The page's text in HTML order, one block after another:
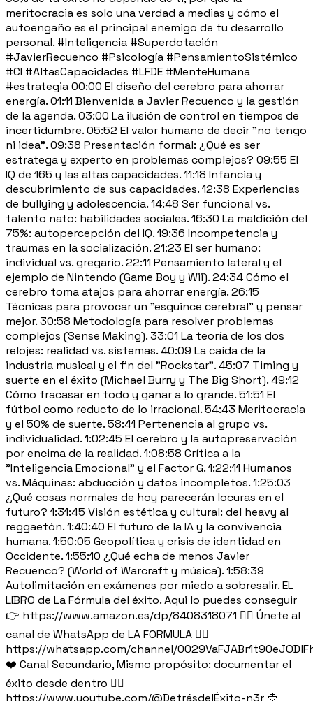
meritocracia es solo una verdad a medias y cómo el
autoengaño es el principal enemigo de tu desarrollo
personal. #Inteligencia #Superdotación
#JavierRecuenco #Psicología #PensamientoSistémico
#CI #AltasCapacidades #LFDE #MenteHumana
#estrategia 00:00 El diseño del cerebro para ahorrar
energía. 01:11 Bienvenida a Javier Recuenco y la gestión
de la agenda. 03:00 La ilusión de control en tiempos de
incertidumbre. 05:52 El valor humano de decir "no tengo
ni idea". 09:38 Presentación formal: ¿Qué es ser
estratega y experto en problemas complejos? 09:55 El
IQ de 165 y las altas capacidades. 11:18 Infancia y
descubrimiento de sus capacidades. 12:38 Experiencias
de bullying y adolescencia. 14:48 Ser funcional vs.
talento nato: habilidades sociales. 16:30 La maldición del
75%: autopercepción del IQ. 19:36 Incompetencia y
traumas en la socialización. 21:23 El ser humano:
individual vs. gregario. 22:11 Pensamiento lateral y el
ejemplo de Nintendo (Game Boy y Wii). 24:34 Cómo el
cerebro toma atajos para ahorrar energía. 26:15
Técnicas para provocar un "esguince cerebral" y pensar
mejor. 30:58 Metodología para resolver problemas
complejos (Sense Making). 33:01 La teoría de los dos
relojes: realidad vs. sistemas. 40:09 La caída de la
industria musical y el fin del "Rockstar". 45:07 Timing y
suerte en el éxito (Michael Burry y The Big Short). 49:12
Cómo fracasar en todo y ganar a lo grande. 51:51 El
fútbol como reducto de lo irracional. 54:43 Meritocracia
y el 50% de suerte. 58:41 Pertenencia al grupo vs.
individualidad. 1:02:45 El cerebro y la autopreservación
por encima de la realidad. 1:08:58 Crítica a la
"Inteligencia Emocional" y el Factor G. 1:22:11 Humanos
vs. Máquinas: abducción y datos incompletos. 1:25:03
¿Qué cosas normales de hoy parecerán locuras en el
futuro? 1:31:45 Visión estética y cultural: del heavy al
reggaetón. 1:40:40 El futuro de la IA y la convivencia
humana. 1:50:05 Geopolítica y crisis de identidad en
Occidente. 1:55:10 ¿Qué echa de menos Javier
Recuenco? (World of Warcraft y música). 1:58:39
Autolimitación en exámenes por miedo a sobresalir. EL
LIBRO de La Fórmula del éxito. Aqui lo puedes conseguir
👉 https://www.amazon.es/dp/8408318071 👉🏽 Únete al
canal de WhatsApp de LA FORMULA 👉🏽
https://whatsapp.com/channel/
❤️ Canal Secundario, Mismo propósito: documentar el
éxito desde dentro 👉🏻
https://www.youtube.com/@DetrásdelÉxito-n3r 📩